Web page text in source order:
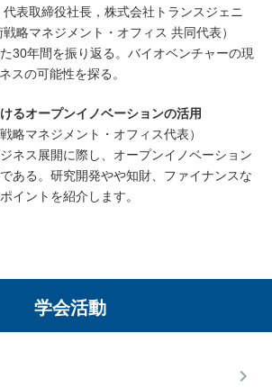
表取締役社長，株式会社トランスジェニ
略マネジメント・オフィス 共同代表）
30年間を振り返る。バイオベンチャーの現
スの可能性を探る。
るオープンイノベーションの活用
略マネジメント・オフィス代表）
ネス展開に際し、オープンイノベーション
ある。研究開発やや知財、ファイナンスな
イントを紹介します。
学会活動